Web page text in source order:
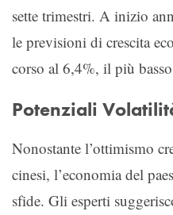
sette trimestri. A inizio
le previsioni di crescita
corso al 6,4%, il più
Potenziali
Nonostante l’ottimismo
cinesi, l’economia del
sfide. Gli esperti